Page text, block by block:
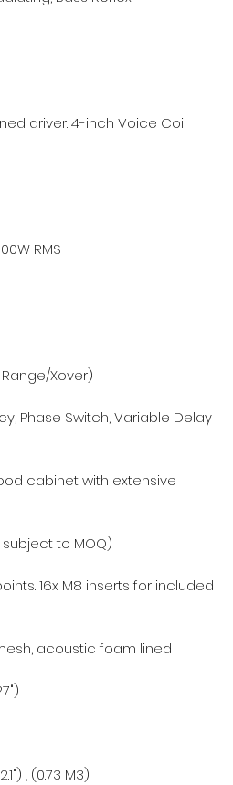
driver. 4-inch Voice Coil
RMS
Xover)
Phase Switch, Variable Delay
cabinet with extensive
to MOQ)
16x M8 inserts for included
acoustic foam lined
, (0.73 M3)